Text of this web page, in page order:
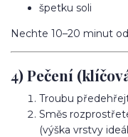
špetku soli
Nechte 10–20 minut
4) Pečení
Troubu
Směs
(výška vrstvy